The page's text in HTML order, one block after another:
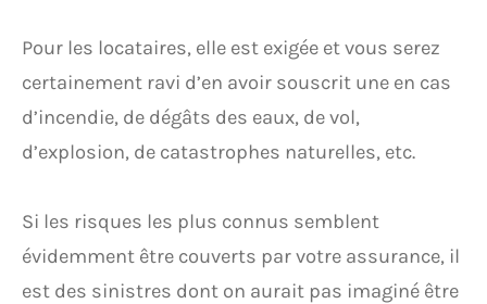
Pour les locataires, elle est exigée et vous serez
certainement ravi d’en avoir souscrit une en cas
d’incendie, de dégâts des eaux, de vol,
d’explosion, de catastrophes naturelles, etc.
Si les risques les plus connus semblent
évidemment être couverts par votre assurance, il
est des sinistres dont on aurait pas imaginé être